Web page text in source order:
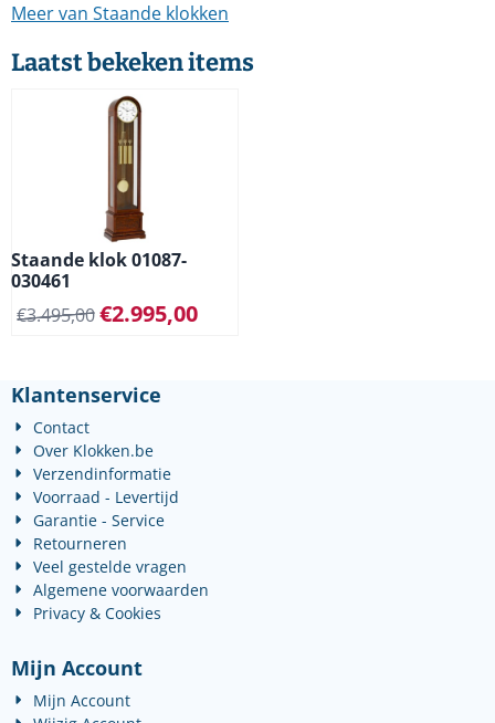
Meer van Staande klokken
Laatst bekeken items
Staande klok 01087-
030461
€3.495,00€2.995,00
Klantenservice
Contact
Over Klokken.be
Verzendinformatie
Voorraad - Levertijd
Garantie - Service
Retourneren
Veel gestelde vragen
Algemene voorwaarden
Privacy & Cookies
Mijn Account
Mijn Account